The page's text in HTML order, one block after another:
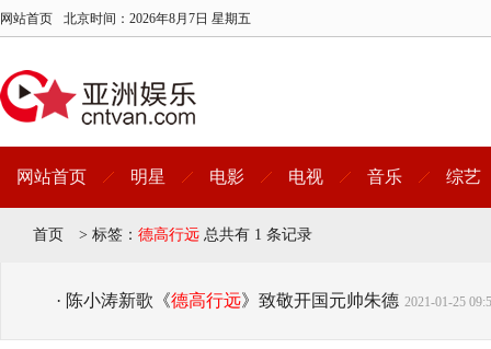
网站首页 北京时间： 2026年8月7日 星期五
网站首页 明星 电影 电视 音乐 综艺
首页 > 标签： 德高行远 总共有 1 条记录
· 陈小涛新歌《德高行远》致敬开国元帅朱德 2021-01-25